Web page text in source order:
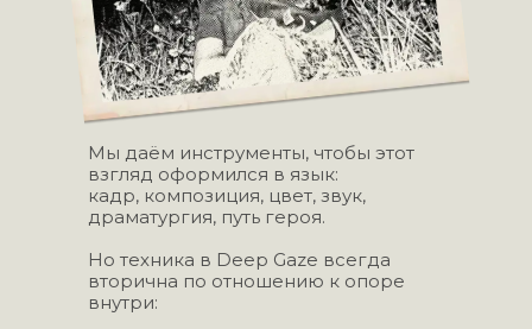
Мы даём инструменты, чтобы этот
взгляд оформился в язык:
кадр, композиция, цвет, звук,
драматургия, путь героя.
Но техника в Deep Gaze всегда
вторична по отношению к опоре
внутри: